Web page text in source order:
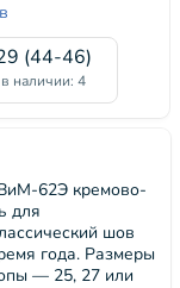
(44-46)
в наличии: 4
62Э кремово-
для
шов
года. Размеры
— 25, 27 или